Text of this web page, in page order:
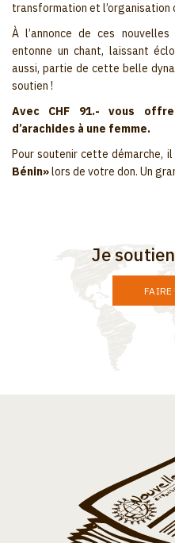
transformation et l’organisation
À l’annonce de ces
entonne un chant, laissant
aussi, partie de cette belle
soutien !
Avec CHF 91.- vous
d’arachides à une femme.
Pour soutenir cette démarche,
Bénin»lors de votre don. Un
Je
FAIRE